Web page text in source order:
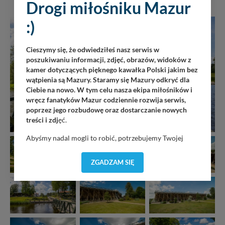
Drogi miłośniku Mazur
:)
Cieszymy się, że odwiedziłeś nasz serwis w
poszukiwaniu informacji, zdjęć, obrazów, widoków z
kamer dotyczących pięknego kawałka Polski jakim bez
wątpienia są Mazury. Staramy się Mazury odkryć dla
Ciebie na nowo. W tym celu nasza ekipa miłośników i
wręcz fanatyków Mazur codziennie rozwija serwis,
poprzez jego rozbudowę oraz dostarczanie nowych
treści i zdjęć.
Abyśmy nadal mogli to robić, potrzebujemy Twojej
dostosować do Twoich preferencji. Twoje dane (w tym
pliki cookies) będą zapisywane w celu usprawnienia
wyszukania, ulubione miejsca, logowania, itp).
Bezpieczeństwo Twoich danych jest dla nas
priorytetowe, bez poinformowania Ciebie nie będziemy
zmieniać zakresu naszych uprawnień. Twoje dane są u
ZGADZAM SIĘ